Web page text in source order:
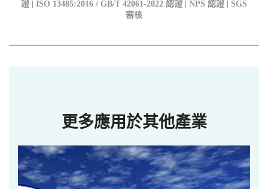
證 | ISO 13485:2016 / GB/T 42061-2022 認證 | NPS 認證 | SGS
審核
更多應用於其他產業